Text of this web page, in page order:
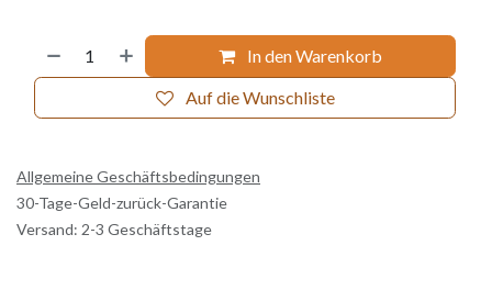
In den Warenkorb
Auf die Wunschliste
Allgemeine Geschäftsbedingungen
30-Tage-Geld-zurück-Garantie
Versand: 2-3 Geschäftstage